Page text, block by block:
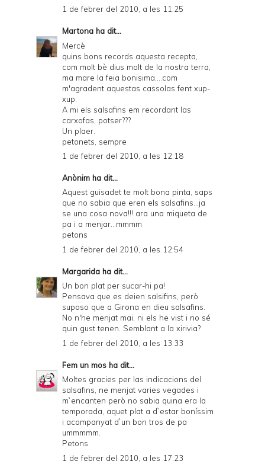
1 de febrer del 2010, a les 11:25
Martona ha dit...
Mercè
quins bons records aquesta recepta,
com molt bè dius molt de la nostra terra,
ma mare la feia bonisima....com
m'agradent aquestas cassolas fent xup-
xup.
A mi els salsafins em recordant las
carxofas, potser???.
Un plaer.
petonets, sempre
1 de febrer del 2010, a les 12:18
Anònim ha dit...
Aquest guisadet te molt bona pinta, saps
que no sabia que eren els salsafins...ja
se una cosa nova!!! ara una miqueta de
pa i a menjar...mmmm
petons
1 de febrer del 2010, a les 12:54
Margarida ha dit...
Un bon plat per sucar-hi pa!
Pensava que es deien salsifins, però
suposo que a Girona en dieu salsafins.
No n'he menjat mai, ni els he vist i no sé
quin gust tenen. Semblant a la xirivia?
1 de febrer del 2010, a les 13:33
Fem un mos ha dit...
Moltes gracies per las indicacions del
salsafins, ne menjat varies vegades i
m`encanten però no sabia quina era la
temporada, aquet plat a d`estar boníssim
i acompanyat d`un bon tros de pa
ummmmm.
Petons
1 de febrer del 2010, a les 17:23